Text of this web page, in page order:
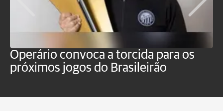
Operário convoca a torcida para os
próximos jogos do Brasileirão